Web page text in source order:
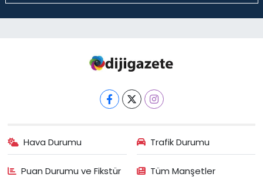
Hava Durumu Trafik Durumu
Puan Durumu ve Fikstür Tüm Manşetler